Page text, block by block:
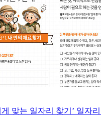
게 맞는 일자리 찾기’ 일자